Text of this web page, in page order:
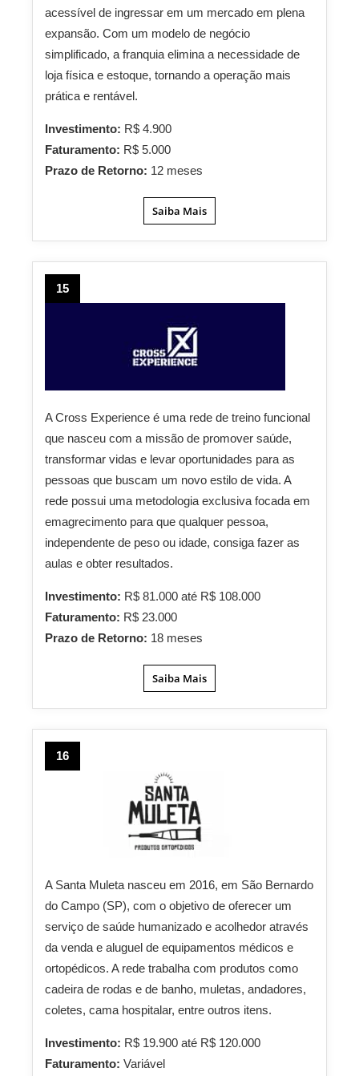
acessível de ingressar em um mercado em plena
expansão. Com um modelo de negócio
simplificado, a franquia elimina a necessidade de
loja física e estoque, tornando a operação mais
prática e rentável.
Investimento: R$ 4.900
Faturamento: R$ 5.000
Prazo de Retorno: 12 meses
Saiba Mais
15
A Cross Experience é uma rede de treino funcional
que nasceu com a missão de promover saúde,
transformar vidas e levar oportunidades para as
pessoas que buscam um novo estilo de vida. A
rede possui uma metodologia exclusiva focada em
emagrecimento para que qualquer pessoa,
independente de peso ou idade, consiga fazer as
aulas e obter resultados.
Investimento: R$ 81.000 até R$ 108.000
Faturamento: R$ 23.000
Prazo de Retorno: 18 meses
Saiba Mais
16
A Santa Muleta nasceu em 2016, em São Bernardo
do Campo (SP), com o objetivo de oferecer um
serviço de saúde humanizado e acolhedor através
da venda e aluguel de equipamentos médicos e
ortopédicos. A rede trabalha com produtos como
cadeira de rodas e de banho, muletas, andadores,
coletes, cama hospitalar, entre outros itens.
Investimento: R$ 19.900 até R$ 120.000
Faturamento: Variável